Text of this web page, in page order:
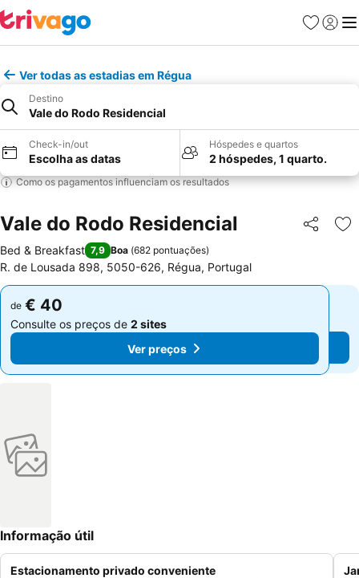
Favoritos
Iniciar
Ver todas as estadias em Régua
Destino
Vale do Rodo Residencial
Check-in/out
Escolha as datas
Hóspedes e quartos
2 hóspedes, 1 quarto.
Como os pagamentos influenciam os resultados
Vale do Rodo Residencial Partilhar
Bed & Breakfast 7,9 Boa (682 pontuações)
R. de Lousada 898, 5050-626, Régua, Portugal
de € 40
Consulte os preços de 2 sites
Ver preços
de € 40
Consulte os preços de 2 sites
Ver preços
Informação útil
Estacionamento privado conveniente